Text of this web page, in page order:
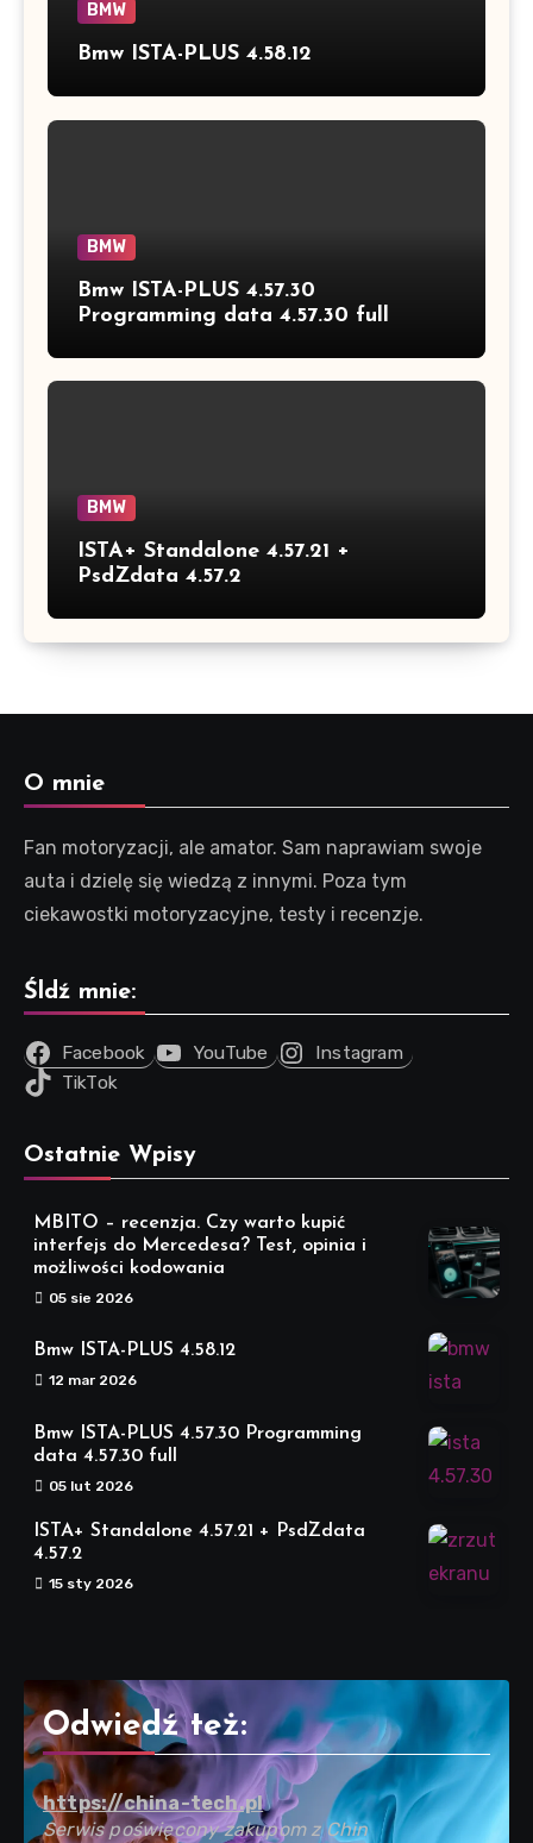
BMW
Bmw ISTA-PLUS 4.58.12
BMW
Bmw ISTA-PLUS 4.57.30
Programming data 4.57.30 full
BMW
ISTA+ Standalone 4.57.21 +
PsdZdata 4.57.2
O mnie
Fan motoryzacji, ale amator. Sam naprawiam swoje
auta i dzielę się wiedzą z innymi. Poza tym
ciekawostki motoryzacyjne, testy i recenzje.
Śldź mnie:
Facebook YouTube
Instagram
TikTok
Ostatnie Wpisy
MBITO – recenzja. Czy warto kupić
interfejs do Mercedesa? Test, opinia i
możliwości kodowania
05 sie 2026
Bmw ISTA-PLUS 4.58.12
12 mar 2026
Bmw ISTA-PLUS 4.57.30 Programming
data 4.57.30 full
05 lut 2026
ISTA+ Standalone 4.57.21 + PsdZdata
4.57.2
15 sty 2026
Odwiedź też:
https://china-tech.pl
Serwis poświęcony zakupom z Chin